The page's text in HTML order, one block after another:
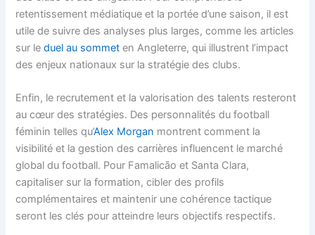
retentissement médiatique et la portée d’une saison, il est
utile de suivre des analyses plus larges, comme les articles
sur leduel au sommet en Angleterre, qui illustrent l’impact
des enjeux nationaux sur la stratégie des clubs.
Enfin, le recrutement et la valorisation des talents resteront
au cœur des stratégies. Des personnalités du football
féminin telles qu’Alex Morgan montrent comment la
visibilité et la gestion des carrières influencent le marché
global du football. Pour Famalicão et Santa Clara,
capitaliser sur la formation, cibler des profils
complémentaires et maintenir une cohérence tactique
seront les clés pour atteindre leurs objectifs respectifs.